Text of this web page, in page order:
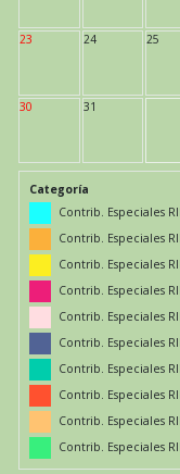
23 24 25
30 31
Categoría
Contrib. Especiales
Contrib. Especiales
Contrib. Especiales
Contrib. Especiales
Contrib. Especiales
Contrib. Especiales
Contrib. Especiales
Contrib. Especiales
Contrib. Especiales
Contrib. Especiales